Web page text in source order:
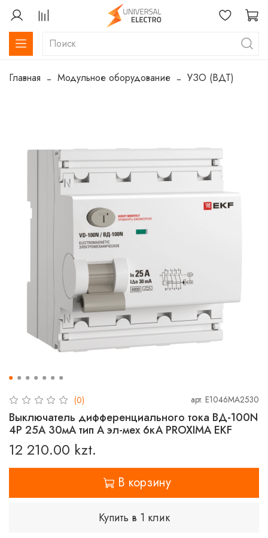
Главная Модульное оборудование УЗО (ВДТ)
(0) арт. E1046MA2530
Выключатель дифференциального тока ВД-100N
4P 25А 30мА тип A эл-мех 6кА PROXIMA EKF
12 210.00 kzt.
В корзину
Купить в 1 клик